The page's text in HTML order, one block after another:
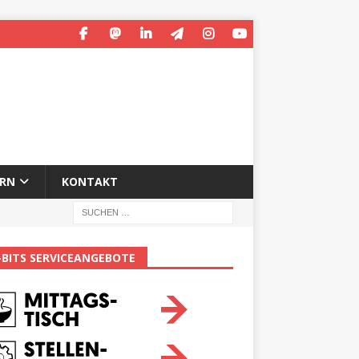
KONTAKT
SERVICEANGEBOTE